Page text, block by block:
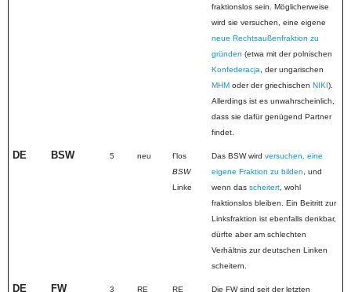
fraktionslos sein. Möglicherweise
wird sie versuchen, eine eigene
neue Rechtsaußenfraktion zu
gründen (etwa mit der polnischen
Konfederacja , der ungarischen
MHM oder der griechischen NIKI).
Allerdings ist es unwahrscheinlich,
dass sie dafür genügend Partner
findet.
DE BSW 5 neu
f’los
BSW
Linke
Das BSW wird versuchen, eine
eigene Fraktion zu bilden , und
wenn das scheitert , wohl
fraktionslos bleiben. Ein Beitritt zur
Linksfraktion ist ebenfalls denkbar,
dürfte aber am schlechten
Verhältnis zur deutschen Linken
scheitern.
DE FW 3 RE
RE
Die FW sind seit der letzten